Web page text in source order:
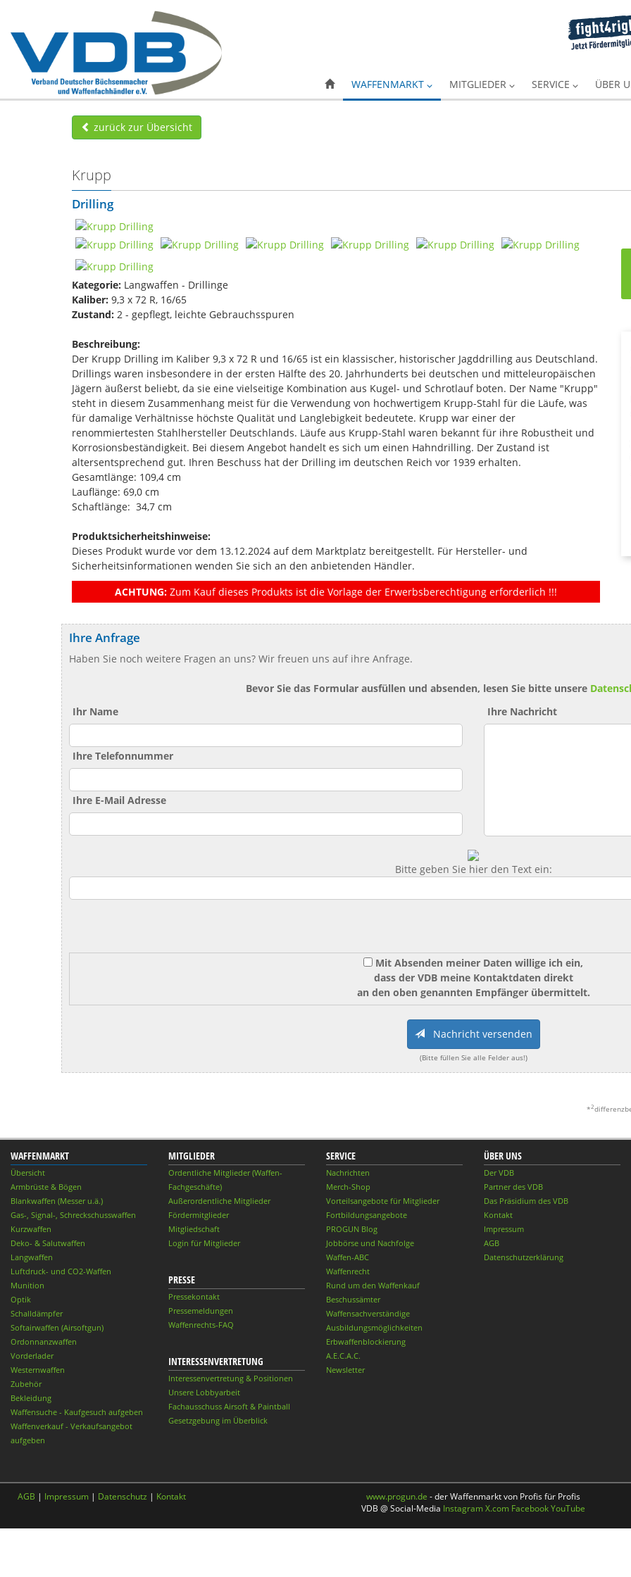
WAFFENMARKT MITGLIEDER SERVICE ÜBER
zurück zur Übersicht
Krupp
Drilling
Kategorie: Langwaffen - Drillinge
Kaliber: 9,3 x 72 R, 16/65
Zustand: 2 - gepflegt, leichte Gebrauchsspuren
Beschreibung:
Der Krupp Drilling im Kaliber 9,3 x 72 R und 16/65 ist ein klassischer, historischer Jagddrilling aus Deutschland.
Drillings waren insbesondere in der ersten Hälfte des 20. Jahrhunderts bei deutschen und mitteleuropäischen
Jägern äußerst beliebt, da sie eine vielseitige Kombination aus Kugel- und Schrotlauf boten. Der Name "Krupp"
steht in diesem Zusammenhang meist für die Verwendung von hochwertigem Krupp-Stahl für die Läufe, was
für damalige Verhältnisse höchste Qualität und Langlebigkeit bedeutete. Krupp war einer der
renommiertesten Stahlhersteller Deutschlands. Läufe aus Krupp-Stahl waren bekannt für ihre Robustheit und
Korrosionsbeständigkeit. Bei diesem Angebot handelt es sich um einen Hahndrilling. Der Zustand ist
altersentsprechend gut. Ihren Beschuss hat der Drilling im deutschen Reich vor 1939 erhalten.
Gesamtlänge: 109,4 cm
Lauflänge: 69,0 cm
Schaftlänge: 34,7 cm
Produktsicherheitshinweise:
Dieses Produkt wurde vor dem 13.12.2024 auf dem Marktplatz bereitgestellt. Für Hersteller- und
Sicherheitsinformationen wenden Sie sich an den anbietenden Händler.
ACHTUNG: Zum Kauf dieses Produkts ist die Vorlage der Erwerbsberechtigung erforderlich !!!
Ihre Anfrage
Haben Sie noch weitere Fragen an uns? Wir freuen uns auf ihre Anfrage.
Bevor Sie das Formular ausfüllen und absenden, lesen Sie bitte unsere
Ihr Name
Ihre Telefonnummer
Ihre E-Mail Adresse
Ihre Nachricht
Bitte geben Sie hier den Text ein:
Mit Absenden meiner Daten willige ich ein,
dass der VDB meine Kontaktdaten direkt
an den oben genannten Empfänger übermittelt.
Nachricht versenden
(Bitte füllen Sie alle Felder aus!)
*2
WAFFENMARKT
Übersicht
Armbrüste & Bögen
Blankwaffen (Messer u.ä.)
Gas-, Signal-, Schreckschusswaffen
Kurzwaffen
Deko- & Salutwaffen
Langwaffen
Luftdruck- und CO2-Waffen
Munition
Optik
Schalldämpfer
Softairwaffen (Airsoftgun)
Ordonnanzwaffen
Vorderlader
Westernwaffen
Zubehör
Bekleidung
Waffensuche - Kaufgesuch aufgeben
Waffenverkauf - Verkaufsangebot
aufgeben
MITGLIEDER
Ordentliche Mitglieder (Waffen-
Fachgeschäfte)
Außerordentliche Mitglieder
Fördermitglieder
Mitgliedschaft
Login für Mitglieder
PRESSE
Pressekontakt
Pressemeldungen
Waffenrechts-FAQ
INTERESSENVERTRETUNG
Interessenvertretung & Positionen
Unsere Lobbyarbeit
Fachausschuss Airsoft & Paintball
Gesetzgebung im Überblick
SERVICE
Nachrichten
Merch-Shop
Vorteilsangebote für Mitglieder
Fortbildungsangebote
PROGUN Blog
Jobbörse und Nachfolge
Waffen-ABC
Waffenrecht
Rund um den Waffenkauf
Beschussämter
Waffensachverständige
Ausbildungsmöglichkeiten
Erbwaffenblockierung
A.E.C.A.C.
Newsletter
ÜBER UNS
Der VDB
Partner des VDB
Das Präsidium des VDB
Kontakt
Impressum
AGB
Datenschutzerklärung
AGB | Impressum | Datenschutz | Kontakt www.progun.de - der Waffenmarkt von Profis für Profis
VDB @ Social-Media InstagramX.com FacebookYouTube